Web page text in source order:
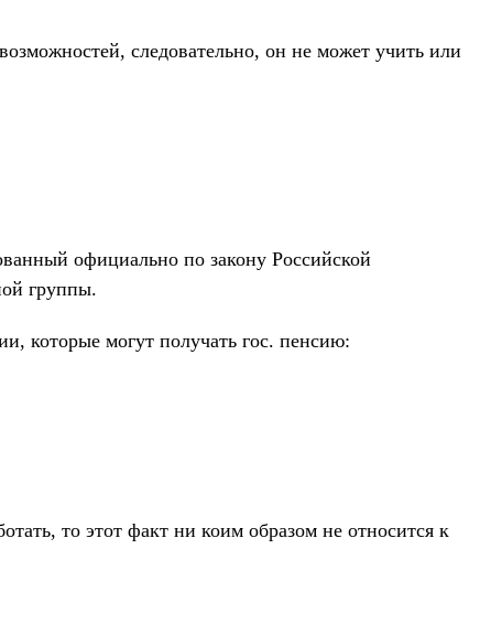
следовательно, он не может учить или
официально по закону Российской
группы.
которые могут получать гос. пенсию:
то этот факт ни коим образом не относится к